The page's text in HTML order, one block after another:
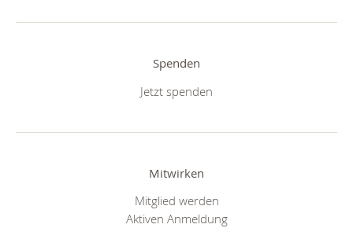
Spenden
Jetzt spenden
Mitwirken
Mitglied werden
Aktiven Anmeldung